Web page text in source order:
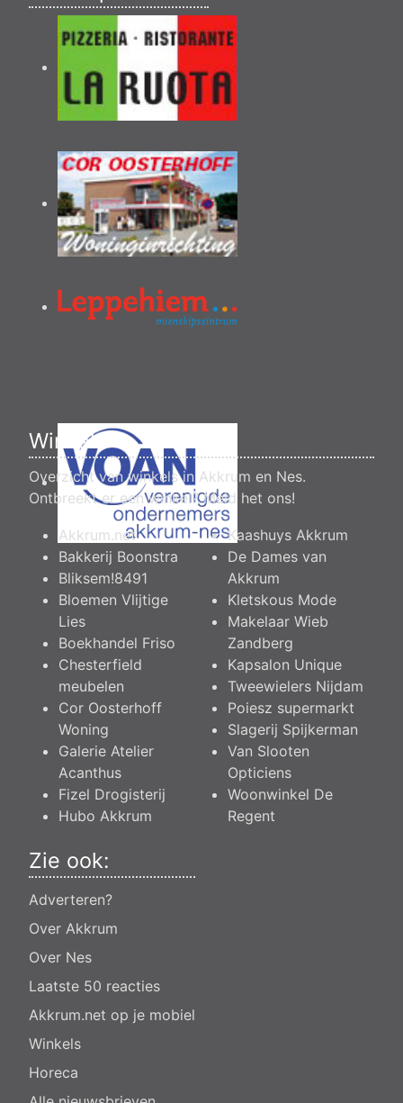
Winkels
Overzicht van winkels in Akkrum en Nes.
Ontbreekt er een winkel?Meld het ons!
Akkrum.net
Bakkerij Boonstra
Bliksem!8491
Bloemen Vlijtige
Lies
Boekhandel Friso
Chesterfield
meubelen
Cor Oosterhoff
Woning
Galerie Atelier
Acanthus
Fizel Drogisterij
Hubo Akkrum
Kaashuys Akkrum
De Dames van
Akkrum
Kletskous Mode
Makelaar Wieb
Zandberg
Kapsalon Unique
Tweewielers Nijdam
Poiesz supermarkt
Slagerij Spijkerman
Van Slooten
Opticiens
Woonwinkel De
Regent
Zie ook:
Adverteren?
Over Akkrum
Over Nes
Laatste 50 reacties
Akkrum.net op je mobiel
Winkels
Horeca